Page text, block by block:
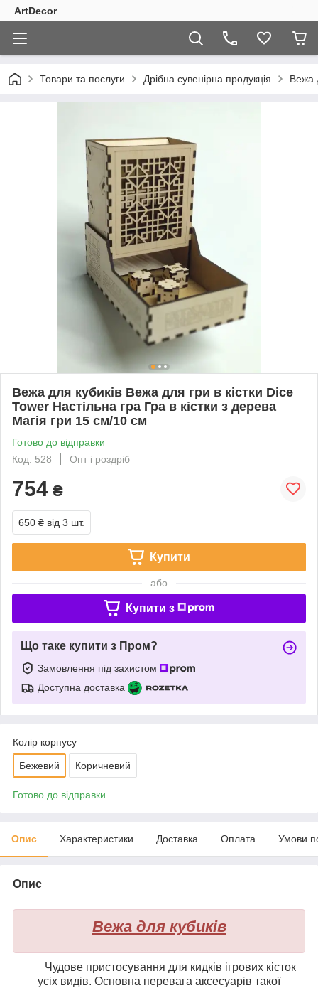
ArtDecor
Товари та послуги Дрібна сувенірна продукція Вежа
Вежа для кубиків Вежа для гри в кістки Dice
Tower Настільна гра Гра в кістки з дерева
Магія гри 15 см/10 см
Готово до відправки
Код: 528
Опт і роздріб
754 ₴
650 ₴ від 3 шт.
Купити
або
Купити з
Що таке купити з Пром?
Замовлення під захистом
Доступна доставка
Колір корпусу
Бежевий Коричневий
Готово до відправки
Опис Характеристики Доставка Оплата Умови
Опис
Вежа для кубиків
Чудове пристосування для кидків ігрових кісток
усіх видів. Основна перевага аксесуарів такої